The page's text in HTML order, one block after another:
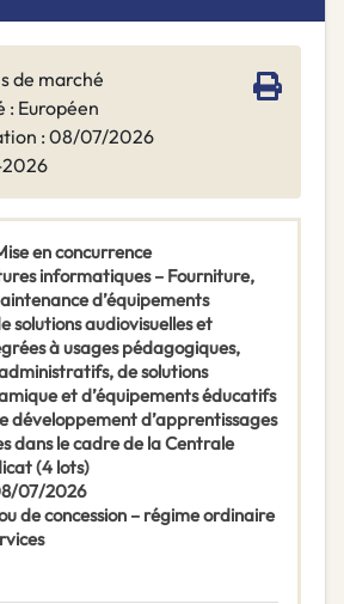
de marché
: Européen
: 08/07/2026
2026
en concurrence
informatiques – Fourniture,
d’équipements
solutions audiovisuelles et
à usages pédagogiques,
de solutions
et d’équipements éducatifs
développement d’apprentissages
dans le cadre de la Centrale
(4 lots)
07/2026
de concession – régime ordinaire